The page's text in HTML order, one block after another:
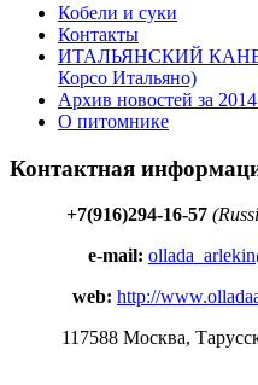
Кобели и суки
Контакты
ИТАЛЬЯНСКИЙ
Корсо Итальяно)
Архив новостей за
О питомнике
Контактная
+7(916)294-16-57
e-mail:
web: http://
117588 Москва,